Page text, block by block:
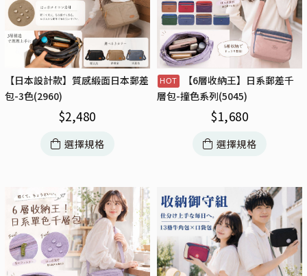
【日本設計款】質感緞面日本郵差
包-3色(2960)
$2,480
選擇規格
【6層收納王】日系郵差千
層包-撞色系列(5045)
$1,680
選擇規格